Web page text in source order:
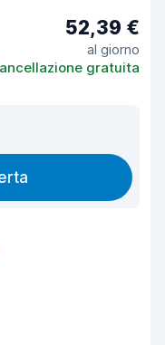
52,39 €
al giorno
gratuita